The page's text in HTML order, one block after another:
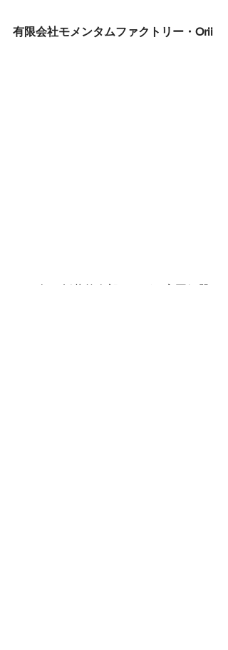
有限会社モメンタムファクトリー・Orii
1950年に折井竹次郎さんが、高岡銅器